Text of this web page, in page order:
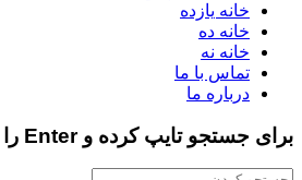
خانه یازده
خانه ده
خانه نه
تماس با ما
درباره ما
برای جستجو تایپ کرده و Enter را بزنید